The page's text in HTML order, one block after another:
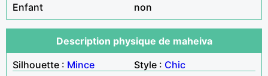
Enfant
non
Description physique de maheiva
Silhouette : Mince Style : Chic